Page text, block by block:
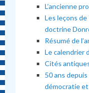
L’ancienne
Les leçons
doctrine
Résumé de
Le calendrier
Cités
50 ans
démocratie et